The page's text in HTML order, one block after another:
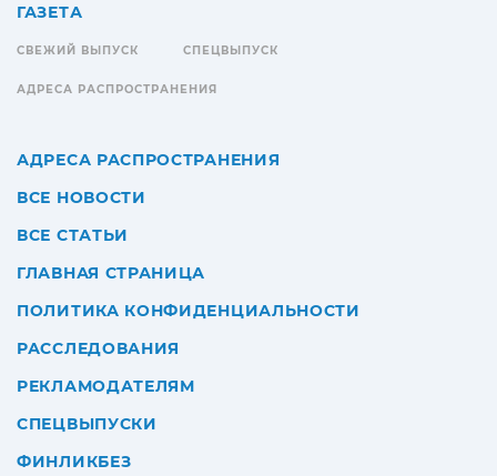
ГАЗЕТА
СВЕЖИЙ ВЫПУСК СПЕЦВЫПУСК
АДРЕСА РАСПРОСТРАНЕНИЯ
АДРЕСА РАСПРОСТРАНЕНИЯ
ВСЕ НОВОСТИ
ВСЕ СТАТЬИ
ГЛАВНАЯ СТРАНИЦА
ПОЛИТИКА КОНФИДЕНЦИАЛЬНОСТИ
РАССЛЕДОВАНИЯ
РЕКЛАМОДАТЕЛЯМ
СПЕЦВЫПУСКИ
ФИНЛИКБЕЗ